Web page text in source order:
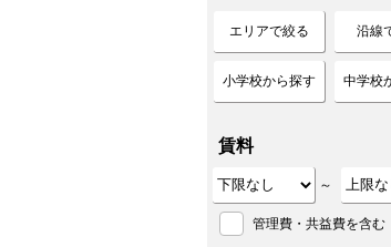
エリアで絞る 沿線
小学校から探す 中学校
賃料
～
管理費・共益費を含む